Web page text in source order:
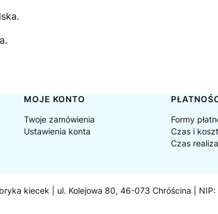
MOJE KONTO
Twoje zamówienia
Ustawienia konta
Formy
Czas i
Czas
kiecek | ul. Kolejowa 80, 46-073 Chróścina |